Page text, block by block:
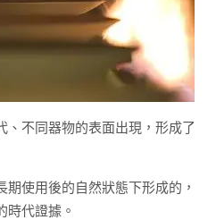
、不同器物的表面出現，形成了
使用後的自然狀態下形成的，
時代證據。